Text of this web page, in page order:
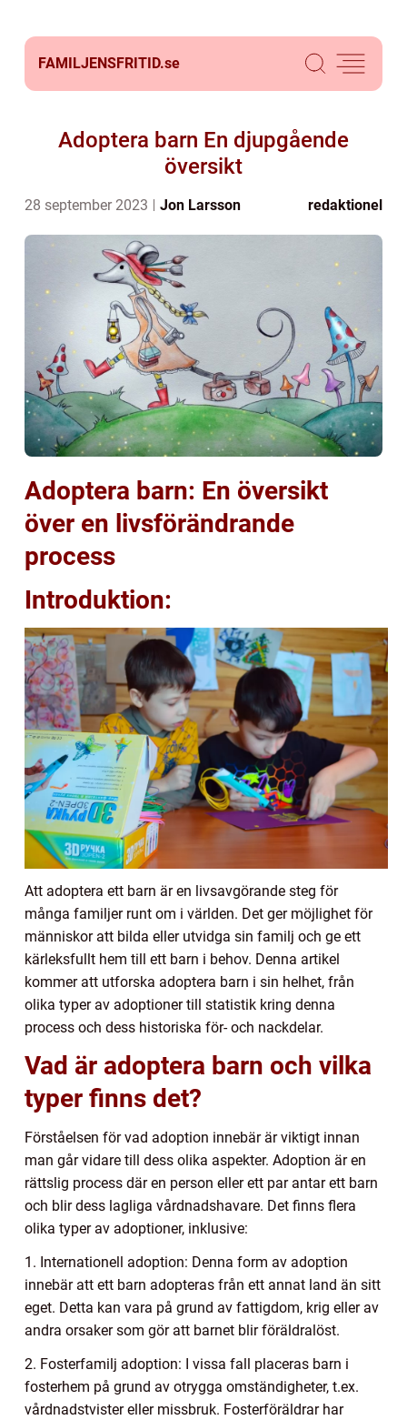
FAMILJENSFRITID.se
Adoptera barn En djupgående
översikt
28 september 2023 Jon Larsson redaktionel
Adoptera barn: En översikt
över en livsförändrande
process
Introduktion:
Att adoptera ett barn är en livsavgörande steg för
många familjer runt om i världen. Det ger möjlighet för
människor att bilda eller utvidga sin familj och ge ett
kärleksfullt hem till ett barn i behov. Denna artikel
kommer att utforska adoptera barn i sin helhet, från
olika typer av adoptioner till statistik kring denna
process och dess historiska för- och nackdelar.
Vad är adoptera barn och vilka
typer finns det?
Förståelsen för vad adoption innebär är viktigt innan
man går vidare till dess olika aspekter. Adoption är en
rättslig process där en person eller ett par antar ett barn
och blir dess lagliga vårdnadshavare. Det finns flera
olika typer av adoptioner, inklusive:
1. Internationell adoption: Denna form av adoption
innebär att ett barn adopteras från ett annat land än sitt
eget. Detta kan vara på grund av fattigdom, krig eller av
andra orsaker som gör att barnet blir föräldralöst.
2. Fosterfamilj adoption: I vissa fall placeras barn i
fosterhem på grund av otrygga omständigheter, t.ex.
vårdnadstvister eller missbruk. Fosterföräldrar har